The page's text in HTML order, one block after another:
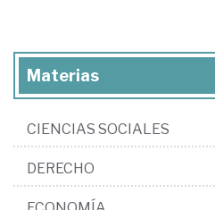
Materias
CIENCIAS SOCIALES
DERECHO